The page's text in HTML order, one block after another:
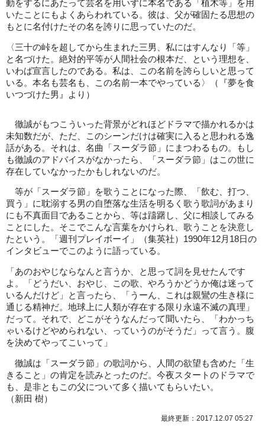
動をするにあたって芸名を用いずに本名である「植木等」を用
いたことにもよくあらわれている。彼は、父が確固たる思想の
もとに名付けたその名を誇りに思っていたのだ。
〈三十の峠を超してから生まれた三男、私にはすんなり「等」
と名づけた。絶対的平等が人間社会の根本だ、という理想を、
いわば宣言したのである。私は、この名前を誇らしいと思って
いる。本名も芸名も、この名前一本でやっている〉（『夢を食
いつづけた男』より）
徹誠がもつこういった背景がどれほどドラマで描かれるかは
未知数だが、ただ、このシーンだけは確実に入ると思われる逸
話がある。それは、名曲「スーダラ節」にまつわるもの。もし
も徹誠のアドバイスがなかったら、「スーダラ節」はこの世に
存在していなかったかもしれないのだ。
等が「スーダラ節」を歌うことになった際、「飲む、打つ、
買う」に耽溺する男の自堕落な生活を明るく歌う歌詞があまり
にも不真面目であることから、等は躊躇し、父に相談してみる
ことにした。そこでこんな言葉をかけられ、歌うことを決意し
たという。「週刊プレイボーイ」（集英社）1990年12月18日の
インタビューでこのように語っている。
「あのおやじならなんと言うか、と思って詞を見せたんです
よ。「どうだい、おやじ、この歌、やろうかどうか俺は迷って
いるんだけど」と言ったら、「うーん、これは親鸞の生き様に
通じる精神だ。地球上に人類が存在する限り永遠不滅の真理」
だって。それで、どこがそうなんだって聞いたら、「わかっち
ゃいるけどやめられない、っていうのがそうだ」って言う。腹
を決めてやってこいって」
徹誠は「スーダラ節」の歌詞から、人間の欲望も含めた「生
きること」の肯定を読みとったのだ。今夜スタートのドラマで
も、是非ともこの父について多く描いてもらいたい。
（新田 樹）
最終更新：2017.12.07 05:27